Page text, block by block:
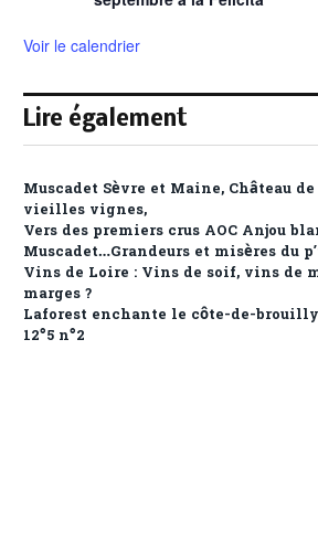
Voir le calendrier
Lire également
Muscadet Sèvre et Maine, Château
vieilles vignes,
Vers des premiers crus AOC Anjou
Muscadet…Grandeurs et misères du
Vins de Loire : Vins de soif, vins de
marges ?
Laforest enchante le côte-de-brouilly
12°5 n°2